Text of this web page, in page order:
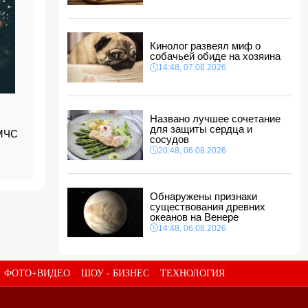
14:14, 07.08.2026
должности посла
14:10, 07.08.2026
Моуринью в шоке после отказа Родри от
перехода в "Реал"
Ильхам Алиев подписал распоряжения в
связи с двумя дипломатами
14:00, 07.08.2026
Прогноз погоды в Азербайджане на 8 августа
12:48, 07.08.2026
В Азербайджане ищут сотрудников с
зарплатой до 10 000 манатов
12:40, 07.08.2026
Кинолог развеял миф о
собачьей обиде на хозяина
14:48, 07.08.2026
Названо лучшее сочетание
для защиты сердца и
сосудов
20:48, 06.08.2026
Обнаружены признаки
существования древних
океанов на Венере
14:48, 06.08.2026
ФОТО+ВИДЕО ШОУ - БИЗНЕС ТЕХНОЛОГИЯ